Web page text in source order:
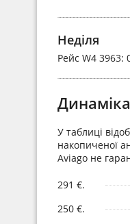
Неділя
Рейс W4 3963:
У таблиці
накопиченої
Aviago не
291 €.
250 €.